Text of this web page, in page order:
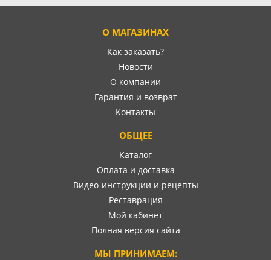
О МАГАЗИНАХ
Как заказать?
Новости
О компании
Гарантия и возврат
Контакты
ОБЩЕЕ
Каталог
Оплата и доставка
Видео-инструкции и рецепты
Реставрация
Мой кабинет
Полная версия сайта
МЫ ПРИНИМАЕМ: